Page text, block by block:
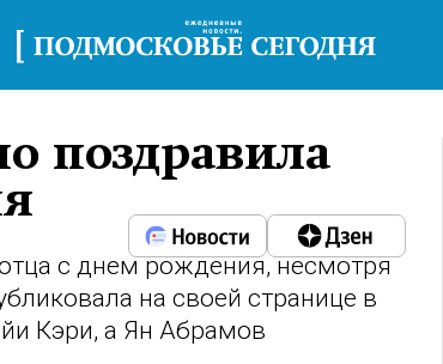
поздравила
с днем рождения, несмотря
на своей странице в
Кэри, а Ян Абрамов